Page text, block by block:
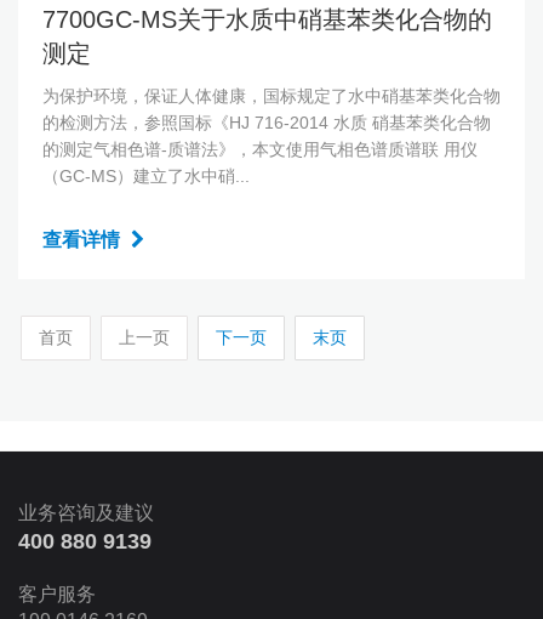
7700GC-MS关于水质中硝基苯类化合物的
测定
为保护环境，保证人体健康，国标规定了水中硝基苯类化合物
的检测方法，参照国标《HJ 716-2014 水质 硝基苯类化合物
的测定气相色谱-质谱法》，本文使用气相色谱质谱联 用仪
（GC-MS）建立了水中硝...
查看详情
首页 上一页 下一页 末页
业务咨询及建议
400 880 9139
客户服务